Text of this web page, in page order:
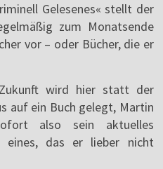
Gelesenes« stellt der
zum Monatsende
vor – oder Bücher, die er
wird hier statt der
auf ein Buch gelegt, Martin
also sein aktuelles
eines, das er lieber nicht